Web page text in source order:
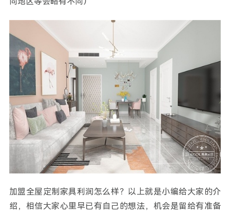
加盟全屋定制家具利润怎么样？以上就是小编给大家的介
绍，相信大家心里早已有自己的想法，机会是留给有准备